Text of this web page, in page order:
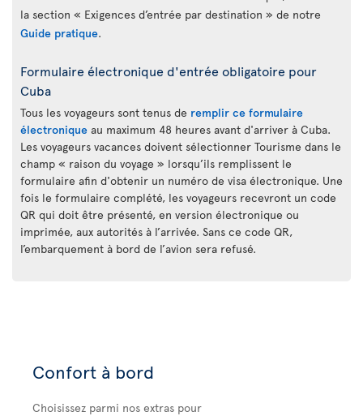
la section « Exigences d’entrée par destination » de notre
Guide pratique.
Formulaire électronique d'entrée obligatoire pour
Cuba
Tous les voyageurs sont tenus de remplir ce formulaire
électronique au maximum 48 heures avant d'arriver à Cuba.
Les voyageurs vacances doivent sélectionner Tourisme dans le
champ « raison du voyage » lorsqu’ils remplissent le
formulaire afin d'obtenir un numéro de visa électronique. Une
fois le formulaire complété, les voyageurs recevront un code
QR qui doit être présenté, en version électronique ou
imprimée, aux autorités à l’arrivée. Sans ce code QR,
l’embarquement à bord de l’avion sera refusé.
Confort à bord
Choisissez parmi nos extras pour